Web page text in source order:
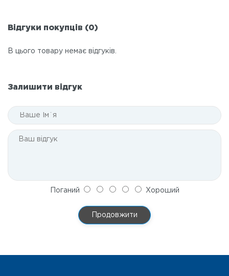
Відгуки покупців (0)
В цього товару немає відгуків.
Залишити відгук
Поганий Хороший
Продовжити